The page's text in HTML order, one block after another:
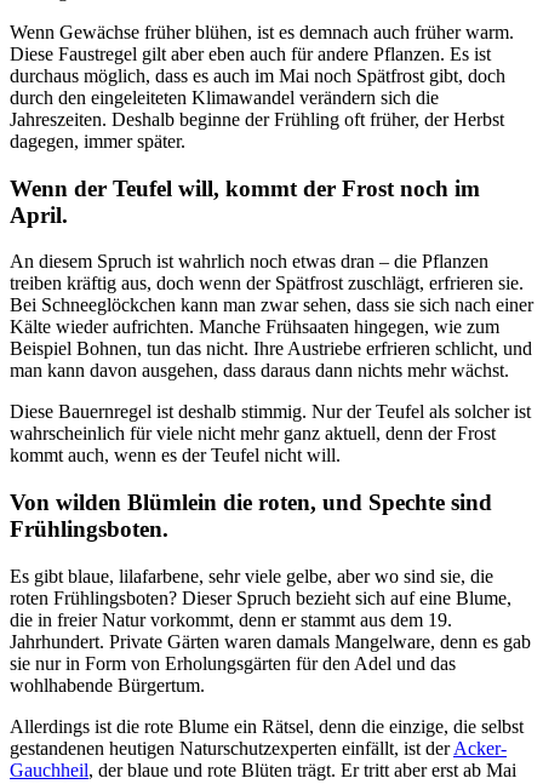
Wenn Gewächse früher blühen, ist es demnach auch früher warm.
Diese Faustregel gilt aber eben auch für andere Pflanzen. Es ist
durchaus möglich, dass es auch im Mai noch Spätfrost gibt, doch
durch den eingeleiteten Klimawandel verändern sich die
Jahreszeiten. Deshalb beginne der Frühling oft früher, der Herbst
dagegen, immer später.
Wenn der Teufel will, kommt der Frost noch im
April.
An diesem Spruch ist wahrlich noch etwas dran – die Pflanzen
treiben kräftig aus, doch wenn der Spätfrost zuschlägt, erfrieren sie.
Bei Schneeglöckchen kann man zwar sehen, dass sie sich nach einer
Kälte wieder aufrichten. Manche Frühsaaten hingegen, wie zum
Beispiel Bohnen, tun das nicht. Ihre Austriebe erfrieren schlicht, und
man kann davon ausgehen, dass daraus dann nichts mehr wächst.
Diese Bauernregel ist deshalb stimmig. Nur der Teufel als solcher ist
wahrscheinlich für viele nicht mehr ganz aktuell, denn der Frost
kommt auch, wenn es der Teufel nicht will.
Von wilden Blümlein die roten, und Spechte sind
Frühlingsboten.
Es gibt blaue, lilafarbene, sehr viele gelbe, aber wo sind sie, die
roten Frühlingsboten? Dieser Spruch bezieht sich auf eine Blume,
die in freier Natur vorkommt, denn er stammt aus dem 19.
Jahrhundert. Private Gärten waren damals Mangelware, denn es gab
sie nur in Form von Erholungsgärten für den Adel und das
wohlhabende Bürgertum.
Allerdings ist die rote Blume ein Rätsel, denn die einzige, die selbst
gestandenen heutigen Naturschutzexperten einfällt, ist derAcker-
Gauchheil, der blaue und rote Blüten trägt. Er tritt aber erst ab Mai